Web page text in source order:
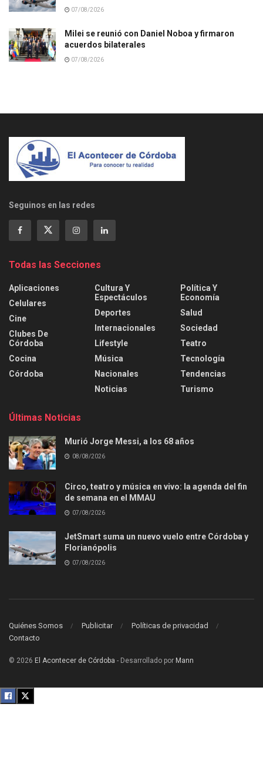
07/08/2026
Milei se reunió con Daniel Noboa y firmaron
acuerdos bilaterales
07/08/2026
Seguinos en las redes
Todas las Secciones
Aplicaciones
Celulares
Cine
Clubes De
Córdoba
Cocina
Córdoba
Cultura Y
Espectáculos
Deportes
Internacionales
Lifestyle
Música
Nacionales
Noticias
Política Y
Economía
Salud
Sociedad
Teatro
Tecnología
Tendencias
Turismo
Últimas Noticias
Murió Jorge Messi, a los 68 años
08/08/2026
Circo, teatro y música en vivo: la agenda del fin
de semana en el MMAU
07/08/2026
JetSmart suma un nuevo vuelo entre Córdoba y
Florianópolis
07/08/2026
Quiénes Somos Publicitar
Políticas de privacidad
Contacto
© 2026 El Acontecer de Córdoba - Desarrollado por Mann